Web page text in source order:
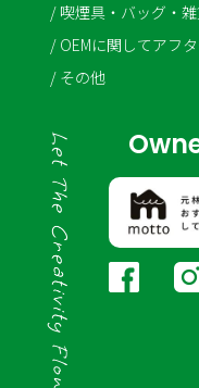
喫煙具・バッグ・
OEMに関してアフ
その他